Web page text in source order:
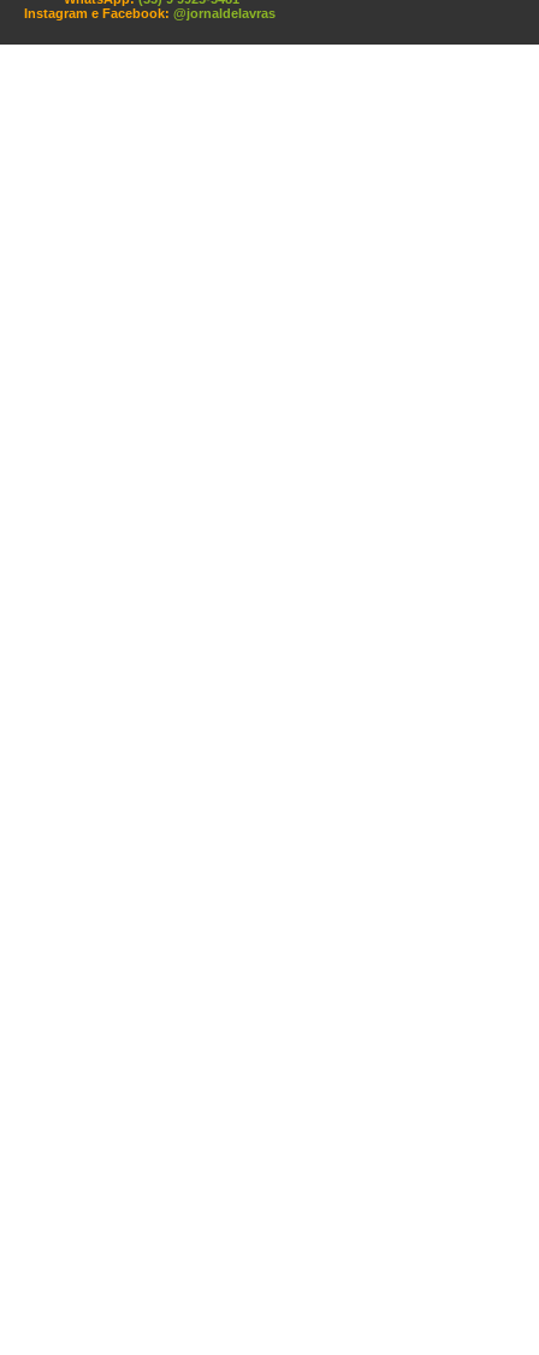
Instagram e Facebook: @jornaldelavras